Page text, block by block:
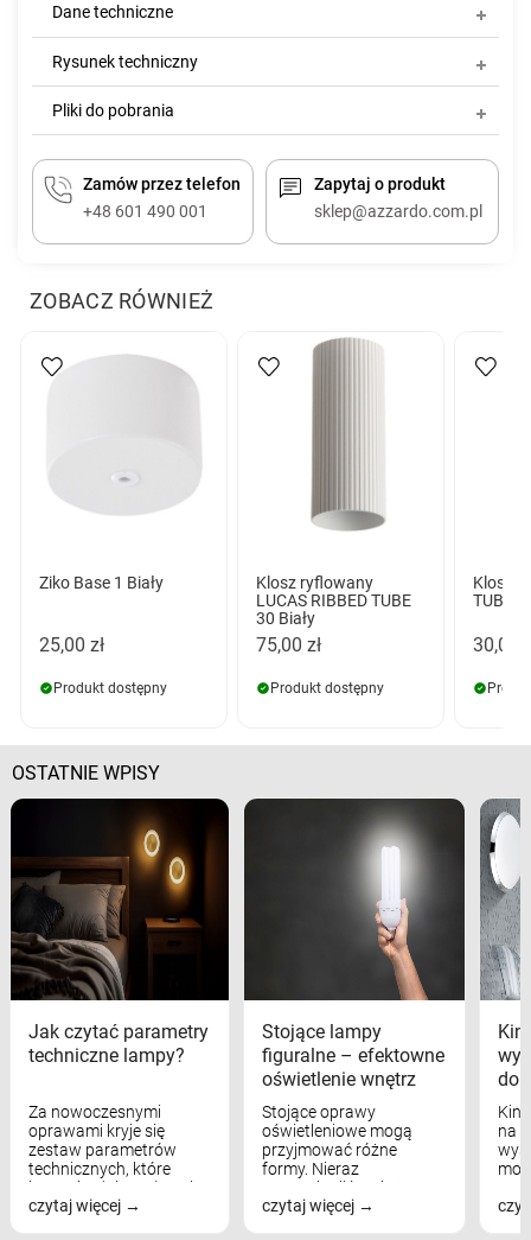
Dane techniczne
Rysunek techniczny
Pliki do pobrania
Zamów przez telefon
+48 601 490 001
Zapytaj o produkt
sklep@azzardo.com.pl
ZOBACZ RÓWNIEŻ
Ziko Base 1 Biały
25,00 zł
Produkt dostępny
Klosz ryflowany
LUCAS RIBBED TUBE
30 Biały
75,00 zł
Produkt dostępny
Klosz
TUBE 9
30,00
OSTATNIE WPISY
Jak czytać parametry
techniczne lampy?
Za nowoczesnymi
oprawami kryje się
zestaw parametrów
technicznych, które
bezpośrednio wpływają
na komfort widzenia,
czytaj więcej
Stojące lampy
figuralne – efektowne
oświetlenie wnętrz
Stojące oprawy
oświetleniowe mogą
przyjmować różne
formy. Nieraz
wspominaliśmy już
modele na łukowych
czytaj więcej
na